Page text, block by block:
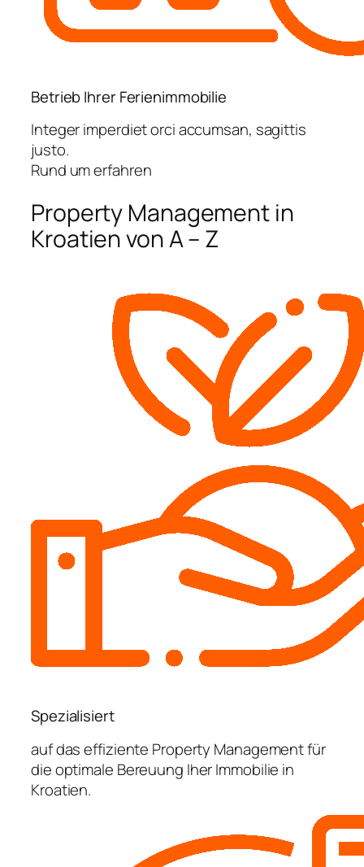
Betrieb Ihrer Ferienimmobilie
Integer imperdiet orci accumsan, sagittis
justo.
Rund um erfahren
Property Management in
Kroatien von A – Z
Spezialisiert
auf das effiziente Property Management für
die optimale Bereuung Iher Immobilie in
Kroatien.